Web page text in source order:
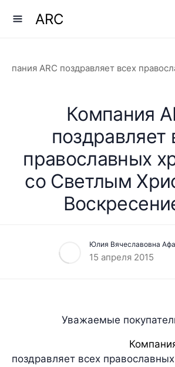
ARC
ARC поздравляет всех
Компания
поздравляет
православных
со Светлым
Юлия Вячеславовна
15 апреля 2015
Уважаемые
поздравляет всех